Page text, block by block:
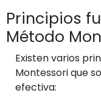
Principios
Método
Existen varios
Montessori que
efectiva: